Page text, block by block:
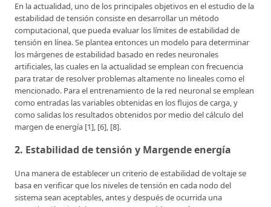
En la actualidad, uno de los principales objetivos en el estudio de la
estabilidad de tensión consiste en desarrollar un método
computacional, que pueda evaluar los límites de estabilidad de
tensión en línea. Se plantea entonces un modelo para determinar
los márgenes de estabilidad basado en redes neuronales
artificiales, las cuales en la actualidad se emplean con frecuencia
para tratar de resolver problemas altamente no lineales como el
mencionado. Para el entrenamiento de la red neuronal se emplean
como entradas las variables obtenidas en los flujos de carga, y
como salidas los resultados obtenidos por medio del cálculo del
margen de energía [1], [6], [8].
2. Estabilidad de tensión y Margende energía
Una manera de establecer un criterio de estabilidad de voltaje se
basa en verificar que los niveles de tensión en cada nodo del
sistema sean aceptables, antes y después de ocurrida una